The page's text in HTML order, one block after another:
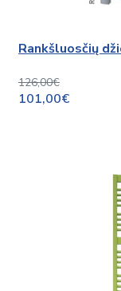
Rankšluosčių
126,00€
101,00€